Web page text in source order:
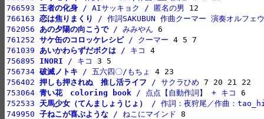
766593 王者の化身 / AIサッキョク / 匿名の男
766163 恋は焦りまくり
/ 作詞SAKUBUN 作曲クーマー 演奏オルフェ
762056 あの夕陽の向こうで / みみやん
761252 サケ缶のコロッケレシピ / クーマー
761039 あいかわらずだボクは / キコ
756895 INORI / キコ
756734 破滅ノトキ / 五六四〇/もちょ
756402 押しも押されぬ　推し活ライフ / サクラひめ
753064 青い花　coloring book / 点点【自動作詞】 + キコ
752533 天馬少女（てんましょうじょ）
/ 作詞：夜狩尾／作曲：
749950 子ねこが喜ぶような / ねこにマインド